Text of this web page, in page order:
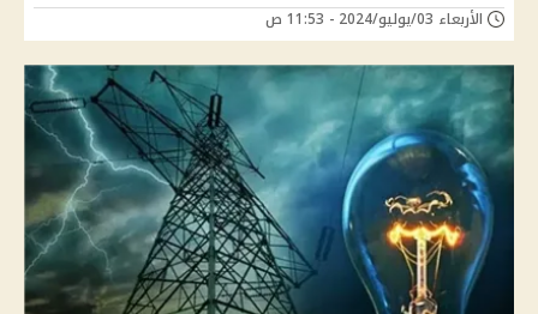
الأربعاء 03/يوليو/2024 - 11:53 ص